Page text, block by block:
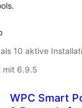
10 aktive
mit 6.9.5
WPC Smart